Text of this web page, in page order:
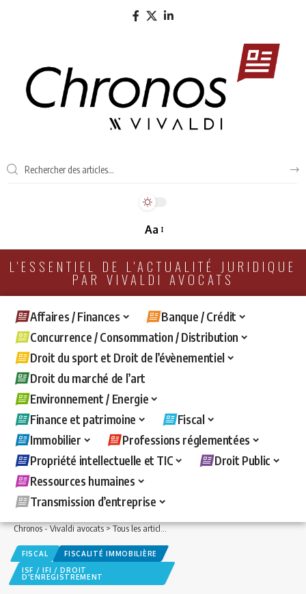
Aa
L'ESSENTIEL DE L'ACTUALITÉ JURIDIQUE
PAR VIVALDI AVOCATS
Affaires / Finances
Banque / Crédit
Concurrence / Consommation / Distribution
Droit du sport et Droit de l’évènementiel
Droit du marché de l’art
Environnement / Energie
Finance et patrimoine
Fiscal
Immobilier
Professions réglementées
Propriété intellectuelle et TIC
Droit Public
Ressources humaines
Transmission d’entreprise
Chronos - Vivaldi avocats>Tous les articles >Immobilier>Fiscalité immobilière>
FISCAL
FISCALITÉ IMMOBILIÈRE
ISF / IFI / DROIT
D'ENREGISTREMENT